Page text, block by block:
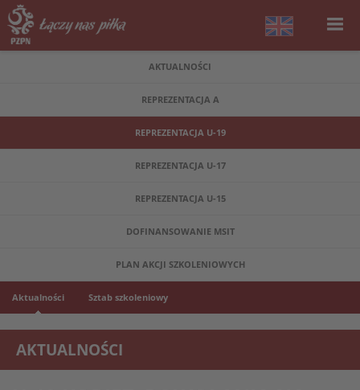
AKTUALNOŚCI
REPREZENTACJA A
REPREZENTACJA U-19
REPREZENTACJA U-17
REPREZENTACJA U-15
DOFINANSOWANIE MSIT
PLAN AKCJI SZKOLENIOWYCH
Aktualności Sztab szkoleniowy
AKTUALNOŚCI